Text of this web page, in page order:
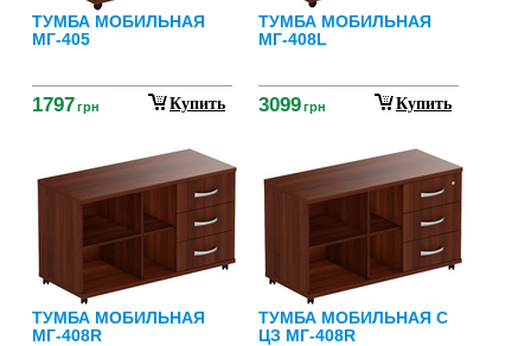
ТУМБА МОБИЛЬНАЯ
МГ-405
1797грн Купить
ТУМБА МОБИЛЬНАЯ
МГ-408L
3099грн Купить
ТУМБА МОБИЛЬНАЯ
МГ-408R
ТУМБА МОБИЛЬНАЯ С
ЦЗ МГ-408R